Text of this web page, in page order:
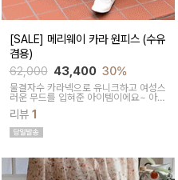
[SALE] 메리웨이 카라 원피스 (수유
겸용)
62,000 43,400 30%
물결자수 카라넥으로 유니크하고 여성스
러운 무드를 입혀준 아이템이에요~ 아기
자기한 작은 커튼으로 오픈 클로징이 이
루어져 외출수유복으로도 활용하실 수
있어요
리뷰 1